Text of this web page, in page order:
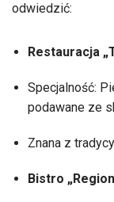
odwiedzić:
Restauracja
Specjalność:
podawane ze
Znana z
Bistro